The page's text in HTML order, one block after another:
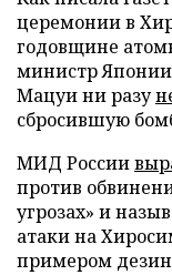
церемонии в
годовщине
министр
Мацуи ни разу
сбросившую
МИД России
против
угрозах» и
атаки на
примером